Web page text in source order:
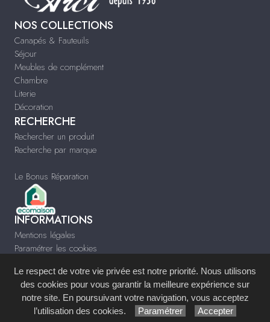
NOS COLLECTIONS
Canapés & Fauteuils
Séjour
Meubles de complément
Chambre
Literie
Décoration
RECHERCHE
Rechercher un produit
Recherche par marque
Le Bonus Réparation
INFORMATIONS
Mentions légales
Paramétrer les cookies
www.arcimeubles.com
Site réalisé avec leSystème de Gestion de Contenu (SGC)imagenia, créé et
développé en France parmémoire d'images.
Le respect de votre vie privée est notre priorité. Nous utilisons
des cookies pour vous garantir la meilleure expérience sur
notre site. En poursuivant votre navigation, vous acceptez
l’utilisation des cookies.
Paramétrer Accepter